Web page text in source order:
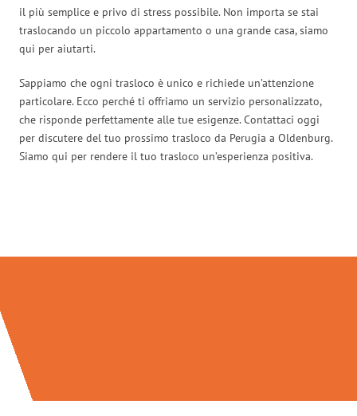
il più semplice e privo di stress possibile. Non importa se stai
traslocando un piccolo appartamento o una grande casa, siamo
qui per aiutarti.
Sappiamo che ogni trasloco è unico e richiede un’attenzione
particolare. Ecco perché ti offriamo un servizio personalizzato,
che risponde perfettamente alle tue esigenze. Contattaci oggi
per discutere del tuo prossimo trasloco da Perugia a Oldenburg.
Siamo qui per rendere il tuo trasloco un’esperienza positiva.